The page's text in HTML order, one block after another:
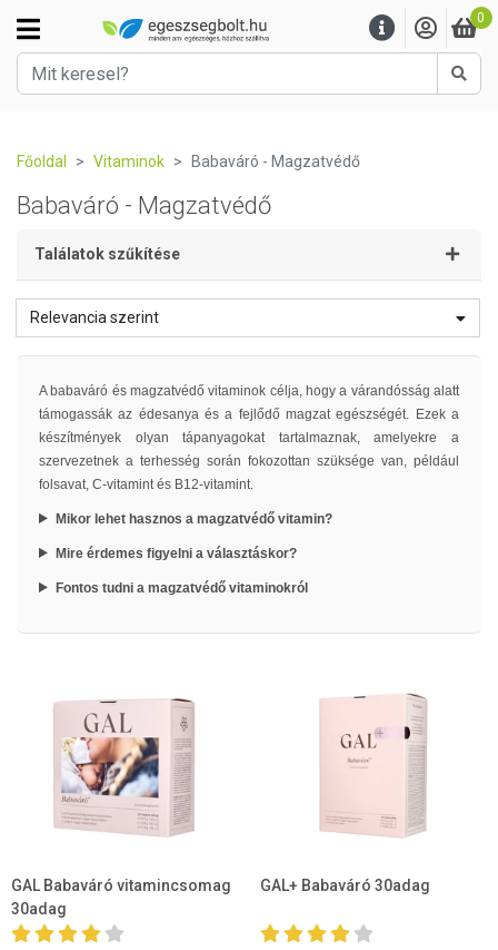
0
Főoldal Vitaminok Babaváró - Magzatvédő
Babaváró - Magzatvédő
Találatok szűkítése
Relevancia szerint
A babaváró és magzatvédő vitaminok célja, hogy a várandósság alatt
támogassák az édesanya és a fejlődő magzat egészségét. Ezek a
készítmények olyan tápanyagokat tartalmaznak, amelyekre a
szervezetnek a terhesség során fokozottan szüksége van, például
folsavat, C-vitamint és B12-vitamint.
Mikor lehet hasznos a magzatvédő vitamin?
Mire érdemes figyelni a választáskor?
Fontos tudni a magzatvédő vitaminokról
GAL Babaváró vitamincsomag
30adag
GAL+ Babaváró 30adag